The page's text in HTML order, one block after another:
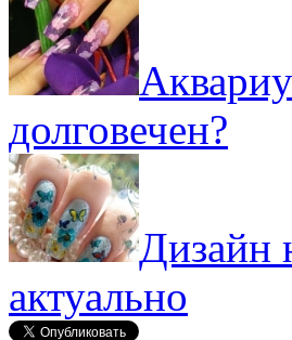
долговечен?
Дизайн
актуально